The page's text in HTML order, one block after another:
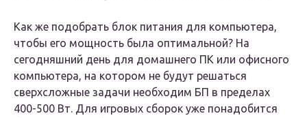
Как же подобрать блок питания для компьютера,
чтобы его мощность была оптимальной? На
сегодняшний день для домашнего ПК или офисного
компьютера, на котором не будут решаться
сверхсложные задачи необходим БП в пределах
400-500 Вт. Для игровых сборок уже понадобится